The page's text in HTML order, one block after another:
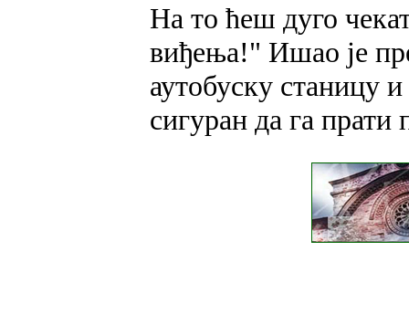
На то ћеш дуго
виђења!" Ишао је
аутобуску станицу
сигуран да га прати